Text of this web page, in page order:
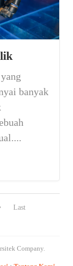
banyak
Last
Company.